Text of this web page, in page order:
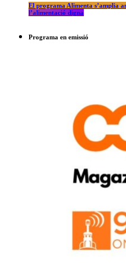
El programa Alimenta s’amplia
l’alimentació digna
Programa en emissió